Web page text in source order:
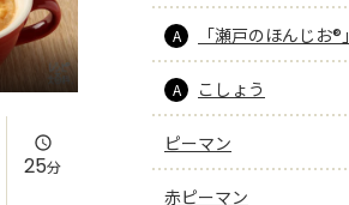
25分
A 「瀬戸のほんじお®」
A こしょう
ピーマン
赤ピーマン